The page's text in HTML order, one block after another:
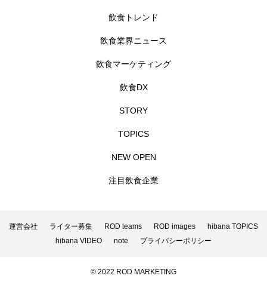
飲食トレンド
飲食業界ニュース
飲食マーケティング
飲食DX
STORY
TOPICS
NEW OPEN
注目飲食企業
運営会社 ライター募集 ROD teams ROD images
hibana TOPICS
hibana VIDEO
note プライバシーポリシー
© 2022 ROD MARKETING